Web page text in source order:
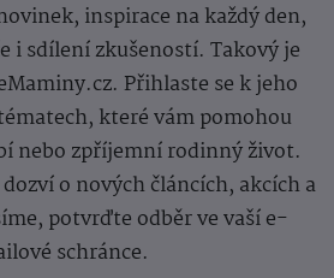
inspirace na každý den,
i sdílení zkušeností. Takový je
Přihlaste se k jeho
které vám pomohou
nebo zpříjemní rodinný život.
o nových článcích, akcích a
potvrďte odběr ve vaší e-
schránce.